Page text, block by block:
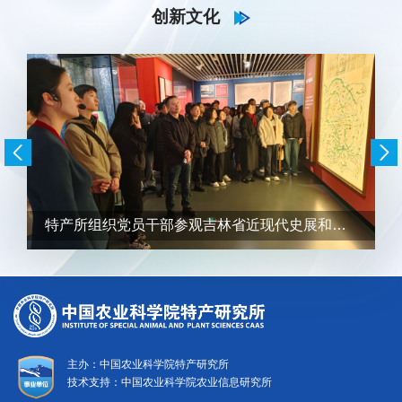
创新文化
特产所组织党员干部参观吉林省近现代史展和廉政教育基地
主办：中国农业科学院特产研究所
技术支持：中国农业科学院农业信息研究所